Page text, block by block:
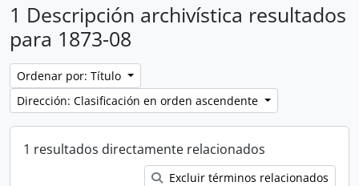
1 Descripción archivística resultados
para 1873-08
Ordenar por: Título
Dirección: Clasificación en orden ascendente
1 resultados directamente relacionados
Excluir términos relacionados